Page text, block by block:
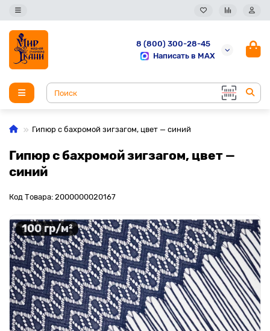
8 (800) 300-28-45
Написать в MAX
Гипюр с бахромой зигзагом, цвет — синий
Гипюр с бахромой зигзагом, цвет —
синий
Код Товара: 2000000020167
100 гр/м²